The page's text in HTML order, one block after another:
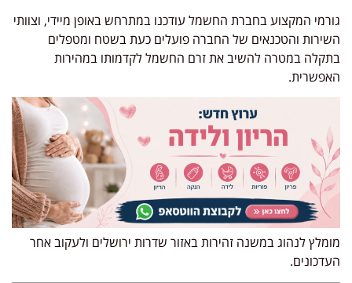
גורמי המקצוע בחברת החשמל עודכנו במתרחש באופן מיידי, וצוותי
השירות והטכנאים של החברה פועלים כעת בשטח ומטפלים
בתקלה במטרה להשיב את זרם החשמל לקדמותו במהירות
האפשרית.
מומלץ לנהוג במשנה זהירות באזור שדרות ירושלים ולעקוב אחר
העדכונים.